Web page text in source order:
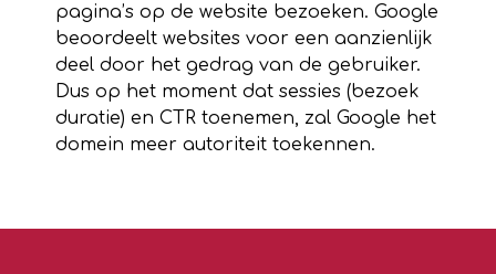
pagina’s op de website bezoeken. Google
beoordeelt websites voor een aanzienlijk
deel door het gedrag van de gebruiker.
Dus op het moment dat sessies (bezoek
duratie) en CTR toenemen, zal Google het
domein meer autoriteit toekennen.